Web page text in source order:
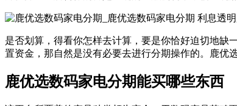
是否划算，得看你怎样去计算，要是你恰好迫切地缺
置资金，那自然是没有必要去进行分期操作的。鹿优
鹿优选数码家电分期能买哪些东西